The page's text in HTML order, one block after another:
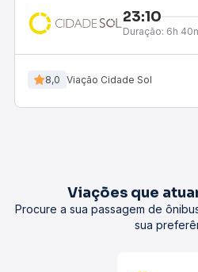
23:10
Duração: 6h
8,0 Viação Cidade Sol
Viações que
Procure a sua passagem de
sua